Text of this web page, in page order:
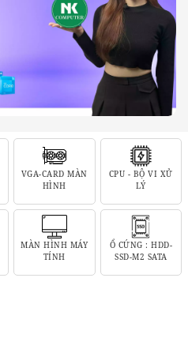
VGA-CARD MÀN
HÌNH
CPU - BỘ VI XỬ
LÝ
MÀN HÌNH MÁY
TÍNH
Ổ CỨNG : HDD-
SSD-M2 SATA